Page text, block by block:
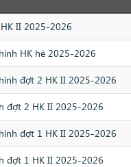
II 2025-2026
HK hè 2025-2026
đợt 2 HK II 2025-2026
đợt 2 HK II 2025-2026
đợt 1 HK II 2025-2026
đợt 1 HK II 2025-2026